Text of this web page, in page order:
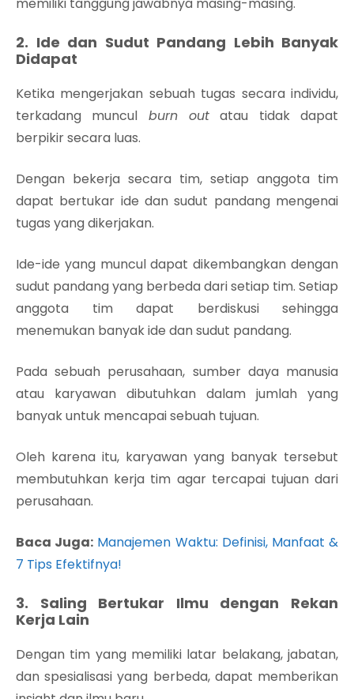
2. Ide dan Sudut Pandang Lebih Banyak
Didapat
Ketika mengerjakan sebuah tugas secara individu,
terkadang muncul burn out atau tidak dapat
berpikir secara luas.
Dengan bekerja secara tim, setiap anggota tim
dapat bertukar ide dan sudut pandang mengenai
tugas yang dikerjakan.
Ide-ide yang muncul dapat dikembangkan dengan
sudut pandang yang berbeda dari setiap tim. Setiap
anggota tim dapat berdiskusi sehingga
menemukan banyak ide dan sudut pandang.
Pada sebuah perusahaan, sumber daya manusia
atau karyawan dibutuhkan dalam jumlah yang
banyak untuk mencapai sebuah tujuan.
Oleh karena itu, karyawan yang banyak tersebut
membutuhkan kerja tim agar tercapai tujuan dari
perusahaan.
Baca Juga: Manajemen Waktu: Definisi, Manfaat &
7 Tips Efektifnya!
3. Saling Bertukar Ilmu dengan Rekan
Kerja Lain
Dengan tim yang memiliki latar belakang, jabatan,
dan spesialisasi yang berbeda, dapat memberikan